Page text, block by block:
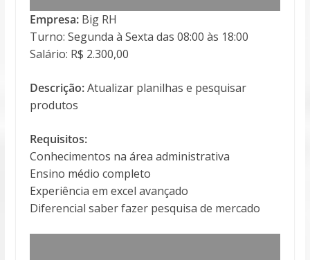
Empresa:Big RH
Turno: Segunda à Sexta das 08:00 às 18:00
Salário: R$ 2.300,00
Descrição:Atualizar planilhas e pesquisar
produtos
Requisitos:
Conhecimentos na área administrativa
Ensino médio completo
Experiência em excel avançado
Diferencial saber fazer pesquisa de mercado